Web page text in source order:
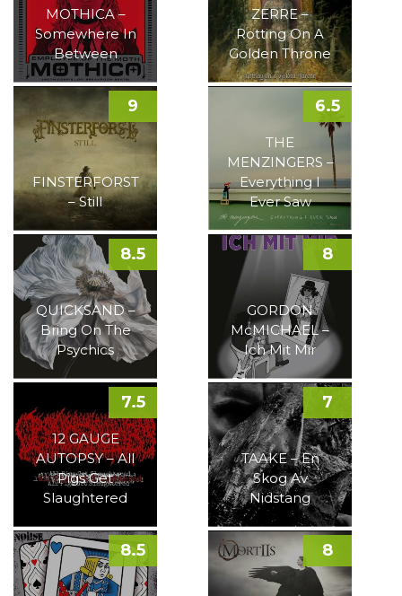
MOTHICA –
Somewhere In
Between
ZERRE –
Rotting On A
Golden Throne
FINSTERFORST
– Still
9
THE
MENZINGERS –
Everything I
Ever Saw
6.5
QUICKSAND –
Bring On The
Psychics
8.5
GORDON
McMICHAEL –
Ich Mit Mir
8
12 GAUGE
AUTOPSY – All
Pigs Get
Slaughtered
7.5
TAAKE – En
Skog Av
Nidstang
7
8.5 8